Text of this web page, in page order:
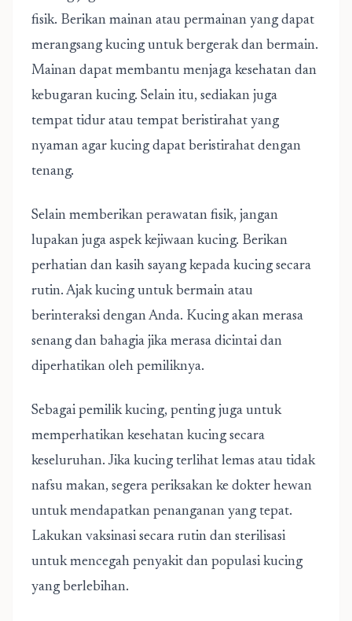
fisik. Berikan mainan atau permainan yang dapat
merangsang kucing untuk bergerak dan bermain.
Mainan dapat membantu menjaga kesehatan dan
kebugaran kucing. Selain itu, sediakan juga
tempat tidur atau tempat beristirahat yang
nyaman agar kucing dapat beristirahat dengan
tenang.
Selain memberikan perawatan fisik, jangan
lupakan juga aspek kejiwaan kucing. Berikan
perhatian dan kasih sayang kepada kucing secara
rutin. Ajak kucing untuk bermain atau
berinteraksi dengan Anda. Kucing akan merasa
senang dan bahagia jika merasa dicintai dan
diperhatikan oleh pemiliknya.
Sebagai pemilik kucing, penting juga untuk
memperhatikan kesehatan kucing secara
keseluruhan. Jika kucing terlihat lemas atau tidak
nafsu makan, segera periksakan ke dokter hewan
untuk mendapatkan penanganan yang tepat.
Lakukan vaksinasi secara rutin dan sterilisasi
untuk mencegah penyakit dan populasi kucing
yang berlebihan.